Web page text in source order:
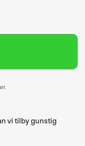
vi tilby gunstig